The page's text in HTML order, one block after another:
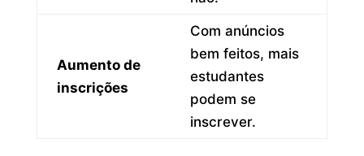
Aumento de
inscrições
Com anúncios
bem feitos, mais
estudantes
podem se
inscrever.